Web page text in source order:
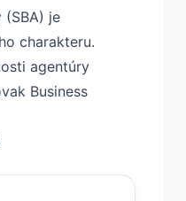
(SBA) je
charakteru.
agentúry
Business